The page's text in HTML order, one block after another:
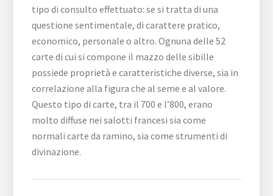
tipo di consulto effettuato: se si tratta di una
questione sentimentale, di carattere pratico,
economico, personale o altro. Ognuna delle 52
carte di cui si compone il mazzo delle sibille
possiede proprietà e caratteristiche diverse, sia in
correlazione alla figura che al seme e al valore.
Questo tipo di carte, tra il 700 e l’800, erano
molto diffuse nei salotti francesi sia come
normali carte da ramino, sia come strumenti di
divinazione.